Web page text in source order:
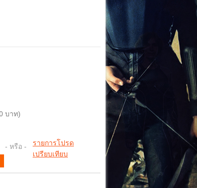
บาท)
- หรือ - รายการโปรด
เปรียบเทียบ